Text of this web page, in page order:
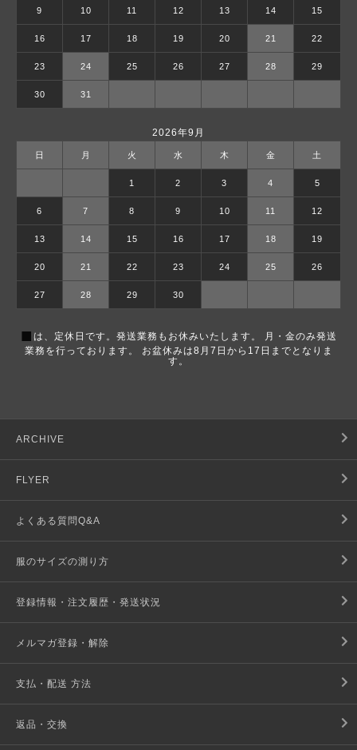
9 10 11 12 13 14 15
16 17 18 19 20 21 22
23 24 25 26 27 28 29
30 31
2026年9月
日 月 火 水 木 金 土
1 2 3 4 5
6 7 8 9 10 11 12
13 14 15 16 17 18 19
20 21 22 23 24 25 26
27 28 29 30
■ は、定休日です。発送業務もお休みいたします。 月・金のみ発送
業務を行っております。 お盆休みは8月7日から17日までとなりま
す。
ARCHIVE
FLYER
よくある質問Q&A
服のサイズの測り方
登録情報・注文履歴・発送状況
メルマガ登録・解除
支払・配送 方法
返品・交換